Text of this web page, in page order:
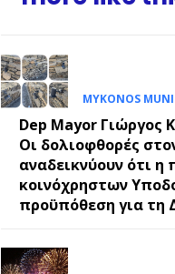
MYKONOS
Dep Mayor Γιώργος
Οι δολιοφθορές
αναδεικνύουν ότι
κοινόχρηστων
προϋπόθεση για τη